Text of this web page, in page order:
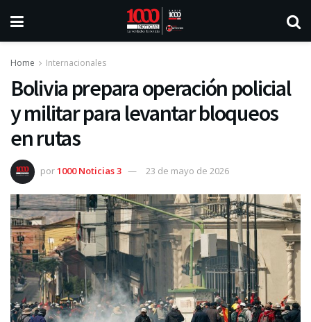
Home Internacionales
Bolivia prepara operación policial
y militar para levantar bloqueos
en rutas
por1000 Noticias 3 23 de mayo de 2026